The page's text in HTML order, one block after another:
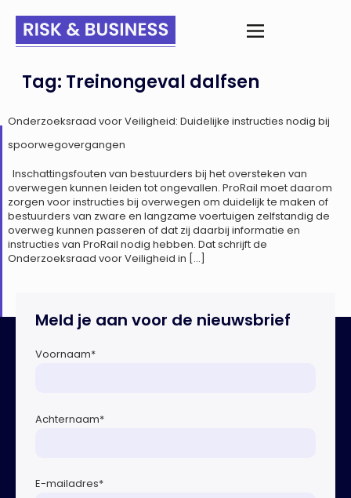
Tag: Treinongeval dalfsen
Onderzoeksraad voor Veiligheid: Duidelijke instructies nodig bij
spoorwegovergangen
Inschattingsfouten van bestuurders bij het oversteken van
overwegen kunnen leiden tot ongevallen. ProRail moet daarom
zorgen voor instructies bij overwegen om duidelijk te maken of
bestuurders van zware en langzame voertuigen zelfstandig de
overweg kunnen passeren of dat zij daarbij informatie en
instructies van ProRail nodig hebben. Dat schrijft de
Onderzoeksraad voor Veiligheid in […]
Meld je aan voor de nieuwsbrief
Voornaam*
Achternaam*
E-mailadres*